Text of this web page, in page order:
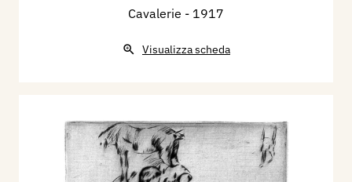
Cavalerie - 1917
Visualizza scheda